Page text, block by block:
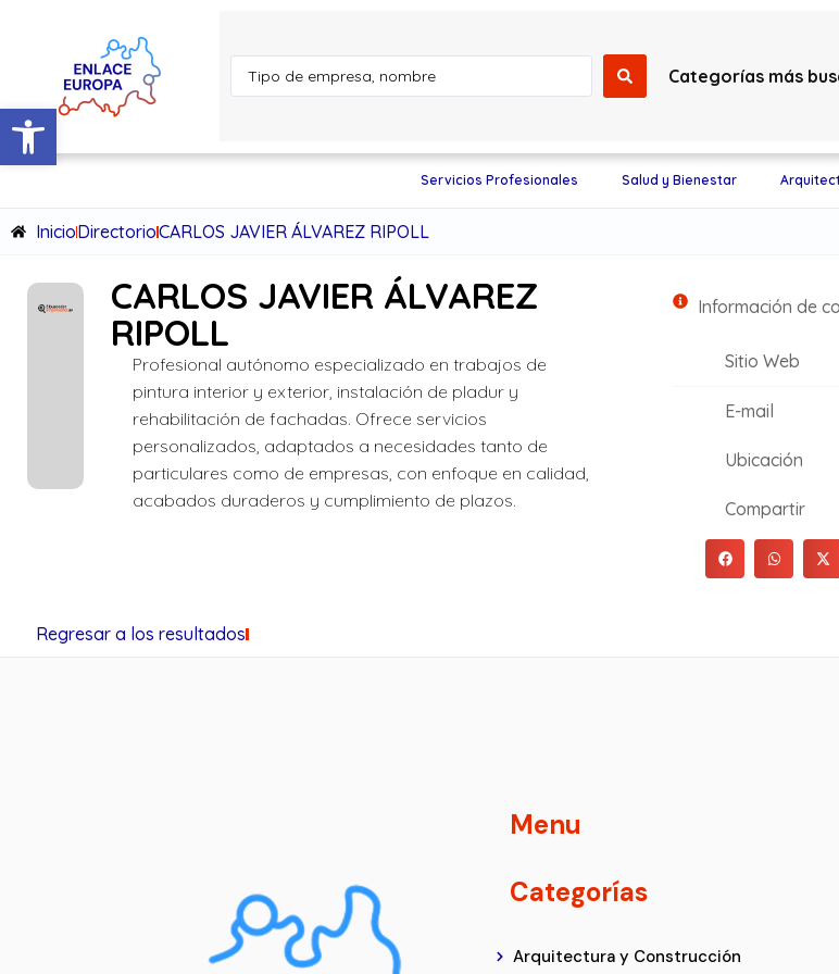
Abrir barra de herramientas
Categorías más
Servicios Profesionales Salud y Bienestar
InicioDirectorioCARLOS JAVIER ÁLVAREZ RIPOLL
CARLOS JAVIER ÁLVAREZ
RIPOLL
Profesional autónomo especializado en trabajos de
pintura interior y exterior, instalación de pladur y
rehabilitación de fachadas. Ofrece servicios
personalizados, adaptados a necesidades tanto de
particulares como de empresas, con enfoque en calidad,
acabados duraderos y cumplimiento de plazos.
Información de
Sitio Web
E-mail
Ubicación
Compartir
Regresar a los resultados
Menu
Categorías
Arquitectura y Construcción